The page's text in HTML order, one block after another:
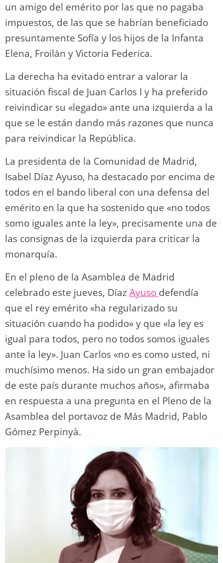
un amigo del emérito por las que no pagaba
impuestos, de las que se habrían beneficiado
presuntamente Sofía y los hijos de la Infanta
Elena, Froilán y Victoria Federica.
La derecha ha evitado entrar a valorar la
situación fiscal de Juan Carlos I y ha preferido
reivindicar su «legado» ante una izquierda a la
que se le están dando más razones que nunca
para reivindicar la República.
La presidenta de la Comunidad de Madrid,
Isabel Díaz Ayuso, ha destacado por encima de
todos en el bando liberal con una defensa del
emérito en la que ha sostenido que «no todos
somo iguales ante la ley», precisamente una de
las consignas de la izquierda para criticar la
monarquía.
En el pleno de la Asamblea de Madrid
celebrado este jueves, DíazAyuso defendía
que el rey emérito «ha regularizado su
situación cuando ha podido» y que «la ley es
igual para todos, pero no todos somos iguales
ante la ley». Juan Carlos «no es como usted, ni
muchísimo menos. Ha sido un gran embajador
de este país durante muchos años», afirmaba
en respuesta a una pregunta en el Pleno de la
Asamblea del portavoz de Más Madrid, Pablo
Gómez Perpinyà.